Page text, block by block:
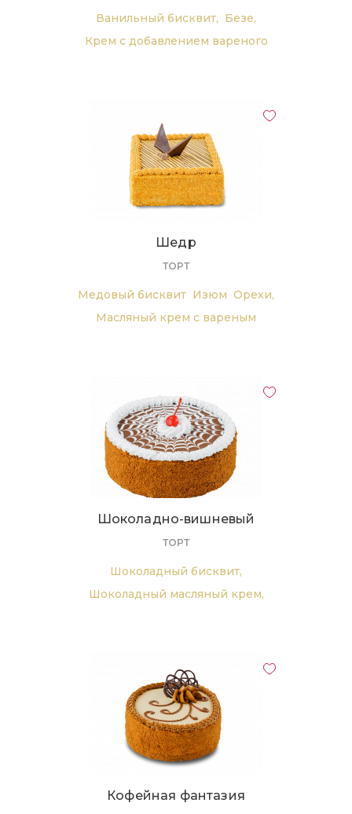
Ванильный бисквит, Безе,
Крем с добавлением вареного
Шедр
ТОРТ
Медовый бисквит Изюм Орехи,
Масляный крем с вареным
Шоколадно-вишневый
ТОРТ
Шоколадный бисквит,
Шоколадный масляный крем,
Кофейная фантазия